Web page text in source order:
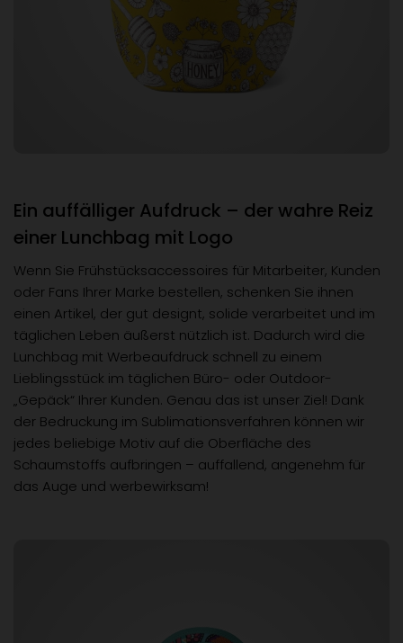
Ein auffälliger Aufdruck – der wahre Reiz
einer Lunchbag mit Logo
Wenn Sie Frühstücksaccessoires für Mitarbeiter, Kunden
oder Fans Ihrer Marke bestellen, schenken Sie ihnen
einen Artikel, der gut designt, solide verarbeitet und im
täglichen Leben äußerst nützlich ist. Dadurch wird die
Lunchbag mit Werbeaufdruck schnell zu einem
Lieblingsstück im täglichen Büro- oder Outdoor-
„Gepäck“ Ihrer Kunden. Genau das ist unser Ziel! Dank
der Bedruckung im Sublimationsverfahren können wir
jedes beliebige Motiv auf die Oberfläche des
Schaumstoffs aufbringen – auffallend, angenehm für
das Auge und werbewirksam!